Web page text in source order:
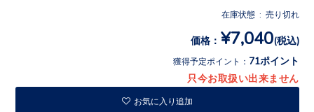
在庫状態 : 売り切れ
価格： ¥7,040(税込)
獲得予定ポイント： 71ポイント
只今お取扱い出来ません
お気に入り追加